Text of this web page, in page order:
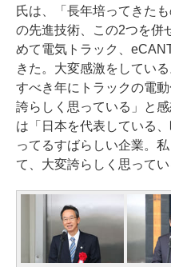
氏は、「長年培ってきた
の先進技術、この2つを併
めて電気トラック、
きた。大変感激をしてい
すべき年にトラックの電
誇らしく思っている」と
は「日本を代表している
ってるすばらしい企業。
て、大変誇らしく思ってい